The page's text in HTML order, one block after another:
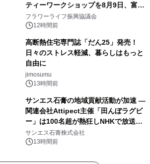
ティーワークショップを8月9日、富
山・射水で開催
フラワーライフ振興協議会
12時間前
高断熱住宅専門誌「だん25」発売！
日々のストレス軽減、暮らしはもっと
自由に
jimosumu
13時間前
サンエス石膏の地域貢献活動が加速 ―
関連会社Attipect主催「田んぼラグビ
ー」は100名超が熱狂しNHKで放送さ
れました。
サンエス石膏株式会社
13時間前